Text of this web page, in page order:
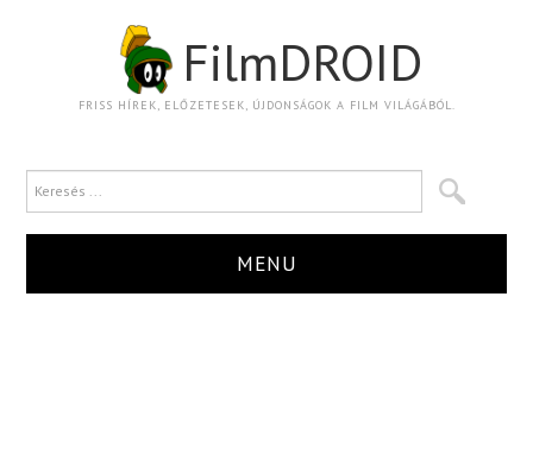
FilmDROID
FRISS HÍREK, ELŐZETESEK, ÚJDONSÁGOK A FILM VILÁGÁBÓL.
MENU